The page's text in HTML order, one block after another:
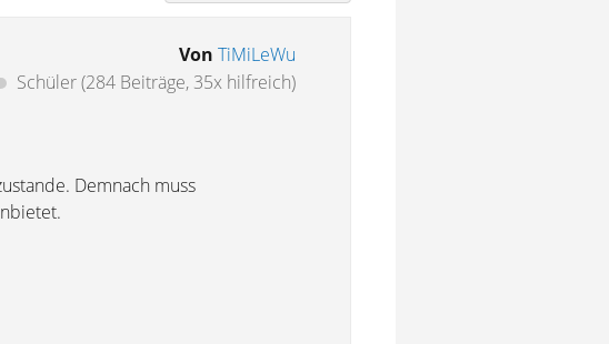
Von TiMiLeWu
Schüler(284 Beiträge, 35x hilfreich)
Demnach muss